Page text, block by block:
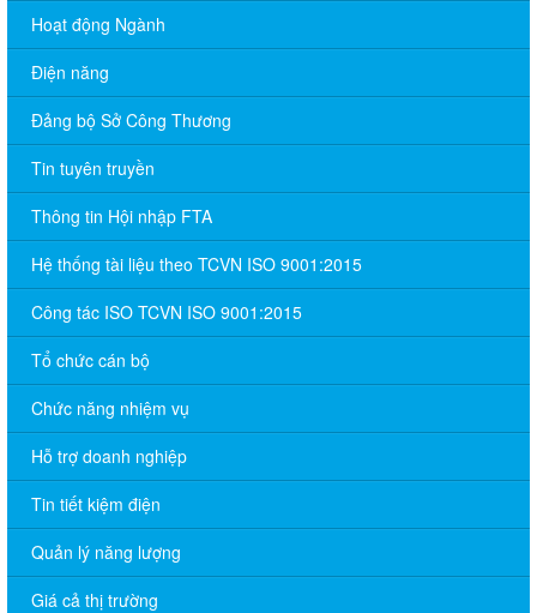
Hoạt động Ngành
Điện năng
Đảng bộ Sở Công Thương
Tin tuyên truyền
Thông tin Hội nhập FTA
Hệ thống tài liệu theo TCVN ISO 9001:2015
Công tác ISO TCVN ISO 9001:2015
Tổ chức cán bộ
Chức năng nhiệm vụ
Hỗ trợ doanh nghiệp
Tin tiết kiệm điện
Quản lý năng lượng
Giá cả thị trường